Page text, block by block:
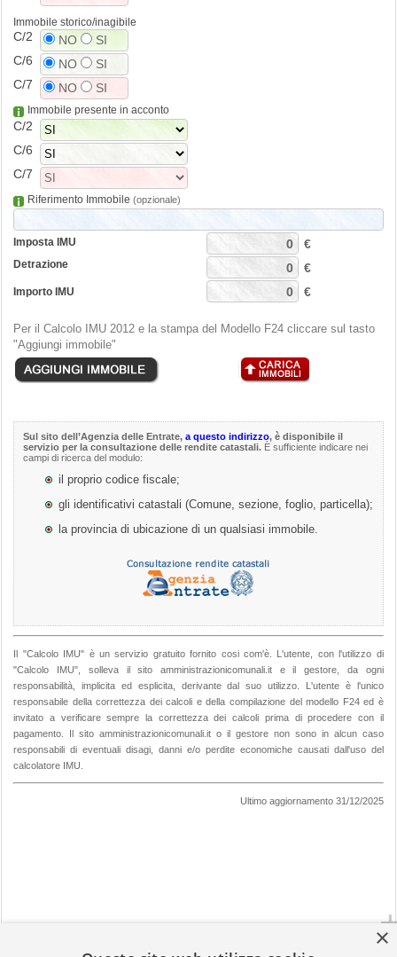
Immobile storico/inagibile
C/2 NO
SI
C/6
NO
SI
C/7
NO SI
Immobile presente in acconto
C/2
C/6
C/7
Riferimento Immobile(opzionale)
Imposta IMU €
Detrazione €
Importo IMU €
Per il Calcolo IMU 2012 e la stampa del Modello F24 cliccare sul tasto
"Aggiungi immobile"
Sul sito dell’Agenzia delle Entrate,a questo indirizzo, è disponibile il
servizio per la consultazione delle rendite catastali. È sufficiente indicare nei
campi di ricerca del modulo:
il proprio codice fiscale;
gli identificativi catastali (Comune, sezione, foglio, particella);
la provincia di ubicazione di un qualsiasi immobile.
Il "Calcolo IMU" è un servizio gratuito fornito cosi com'è. L'utente, con l'utilizzo di
"Calcolo IMU", solleva il sito amministrazionicomunali.it e il gestore, da ogni
responsabilità, implicita ed esplicita, derivante dal suo utilizzo. L'utente è l'unico
responsabile della correttezza dei calcoli e della compilazione del modello F24 ed è
invitato a verificare sempre la correttezza dei calcoli prima di procedere con il
pagamento. Il sito amministrazionicomunali.it o il gestore non sono in alcun caso
responsabili di eventuali disagi, danni e/o perdite economiche causati dall'uso del
calcolatore IMU.
Ultimo aggiornamento 31/12/2025
×